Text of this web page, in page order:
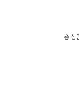
총 상